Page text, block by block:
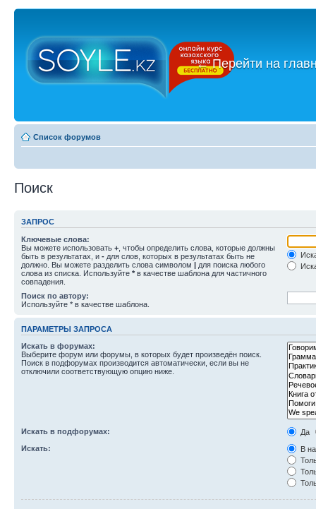
←Перейти на
Список форумов
Поиск
ЗАПРОС
Ключевые слова:
Вы можете использовать + , чтобы определить слова, которые должны
быть в результатах, и - для слов, которых в результатах быть не
должно. Вы можете разделить слова символом | для поиска любого
слова из списка. Используйте * в качестве шаблона для частичного
совпадения.
Поиск по автору:
Используйте * в качестве шаблона.
ПАРАМЕТРЫ ЗАПРОСА
Искать в форумах:
Выберите форум или форумы, в которых будет произведён поиск.
Поиск в подфорумах производится автоматически, если вы не
отключили соответствующую опцию ниже.
Искать в подфорумах:
Да
Искать:
В